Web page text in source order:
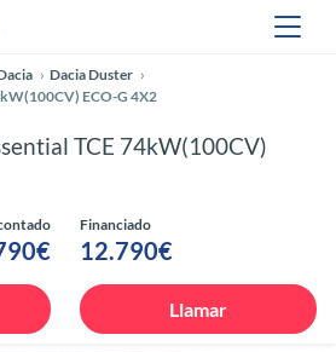
Dacia Duster
ECO-G 4X2
TCE 74kW(100CV)
Financiado
12.790€
Llamar